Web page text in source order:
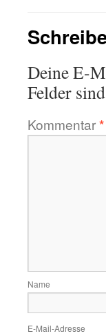
Deine E-
Felder
Kommentar*
Name
E-Mail-Adresse